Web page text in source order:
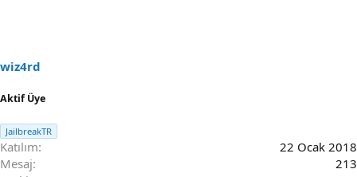
wiz4rd
Aktif Üye
JailbreakTR
Katılım
22 Ocak 2018
Mesaj
213